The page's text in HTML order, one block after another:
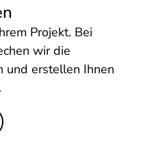
Projekt. Bei
wir die
und erstellen Ihnen